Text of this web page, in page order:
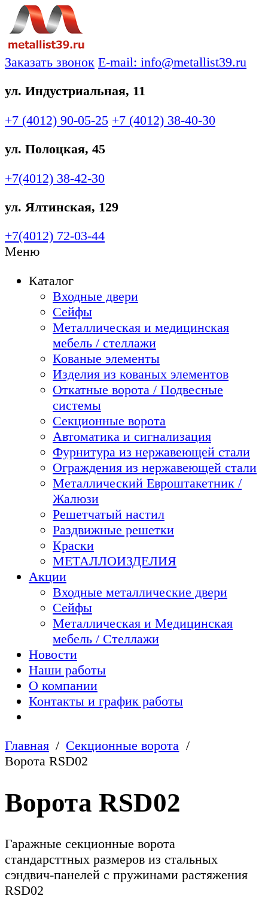
Заказать звонок E-mail: info@metallist39.ru
ул. Индустриальная, 11
+7 (4012) 90-05-25 +7 (4012) 38-40-30
ул. Полоцкая, 45
+7(4012) 38-42-30
ул. Ялтинская, 129
+7(4012) 72-03-44
Меню
Каталог
Входные двери
Сейфы
Металлическая и медицинская
мебель / стеллажи
Кованые элементы
Изделия из кованых элементов
Откатные ворота / Подвесные
системы
Секционные ворота
Автоматика и сигнализация
Фурнитура из нержавеющей стали
Ограждения из нержавеющей стали
Металлический Евроштакетник /
Жалюзи
Решетчатый настил
Раздвижные решетки
Краски
МЕТАЛЛОИЗДЕЛИЯ
Акции
Входные металлические двери
Сейфы
Металлическая и Медицинская
мебель / Стеллажи
Новости
Наши работы
О компании
Контакты и график работы
Главная
Секционные ворота
Ворота RSD02
Ворота RSD02
Гаражные секционные ворота
стандарсттных размеров из стальных
сэндвич-панелей с пружинами растяжения
RSD02